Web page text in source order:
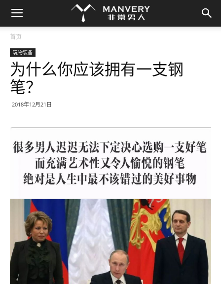
首页
玩物装备
为什么你应该拥有一支钢
笔？
2018年12月21日